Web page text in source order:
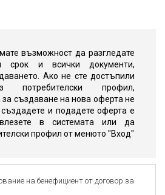
възможност да разгледате
срок и всички документи,
Ако не сте достъпили
потребителски профил,
създаване на нова оферта не
и подадете оферта е
в системата или да
профил от менюто "Вход"
на бенефициент от договор за